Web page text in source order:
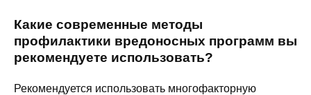
Какие современные методы
профилактики вредоносных программ вы
рекомендуете использовать?
Рекомендуется использовать многофакторную